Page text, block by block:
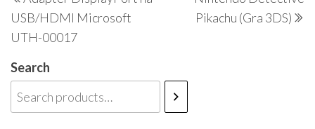
wpisu
USB/HDMI Microsoft
UTH-00017
Pikachu (Gra 3DS)
Search